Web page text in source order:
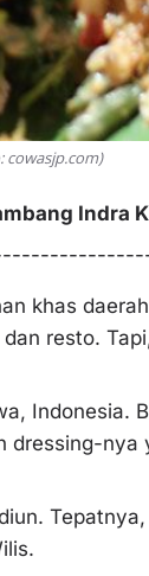
cowasjp.com)
Indra K
khas
resto.
Indonesia.
dressing-